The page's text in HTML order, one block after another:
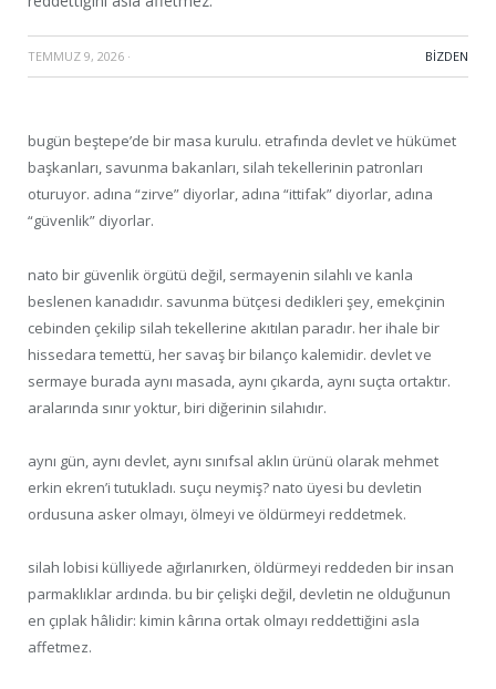
TEMMUZ 9, 2026 · BIZDEN
bugün beştepe’de bir masa kurulu. etrafında devlet ve hükümet
başkanları, savunma bakanları, silah tekellerinin patronları
oturuyor. adına “zirve” diyorlar, adına “ittifak” diyorlar, adına
“güvenlik” diyorlar.
nato bir güvenlik örgütü değil, sermayenin silahlı ve kanla
beslenen kanadıdır. savunma bütçesi dedikleri şey, emekçinin
cebinden çekilip silah tekellerine akıtılan paradır. her ihale bir
hissedara temettü, her savaş bir bilanço kalemidir. devlet ve
sermaye burada aynı masada, aynı çıkarda, aynı suçta ortaktır.
aralarında sınır yoktur, biri diğerinin silahıdır.
aynı gün, aynı devlet, aynı sınıfsal aklın ürünü olarak mehmet
erkin ekren’i tutukladı. suçu neymiş? nato üyesi bu devletin
ordusuna asker olmayı, ölmeyi ve öldürmeyi reddetmek.
silah lobisi külliyede ağırlanırken, öldürmeyi reddeden bir insan
parmaklıklar ardında. bu bir çelişki değil, devletin ne olduğunun
en çıplak hâlidir: kimin kârına ortak olmayı reddettiğini asla
affetmez.